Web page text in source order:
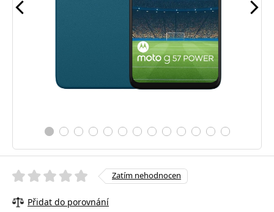
Zatím nehodnocen
Přidat do porovnání